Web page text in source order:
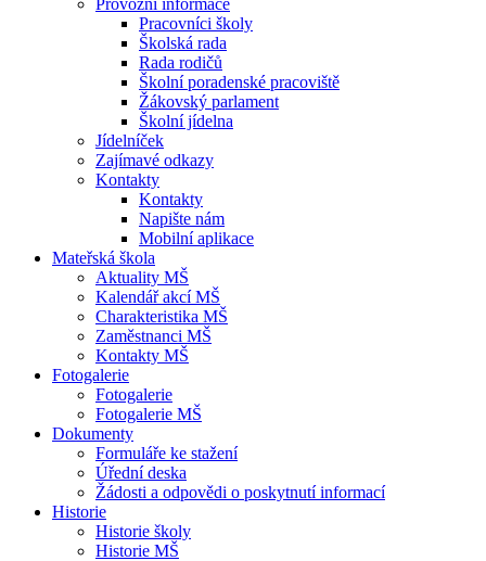
Provozní informace
Pracovníci školy
Školská rada
Rada rodičů
Školní poradenské pracoviště
Žákovský parlament
Školní jídelna
Jídelníček
Zajímavé odkazy
Kontakty
Kontakty
Napište nám
Mobilní aplikace
Mateřská škola
Aktuality MŠ
Kalendář akcí MŠ
Charakteristika MŠ
Zaměstnanci MŠ
Kontakty MŠ
Fotogalerie
Fotogalerie
Fotogalerie MŠ
Dokumenty
Formuláře ke stažení
Úřední deska
Žádosti a odpovědi o poskytnutí informací
Historie
Historie školy
Historie MŠ